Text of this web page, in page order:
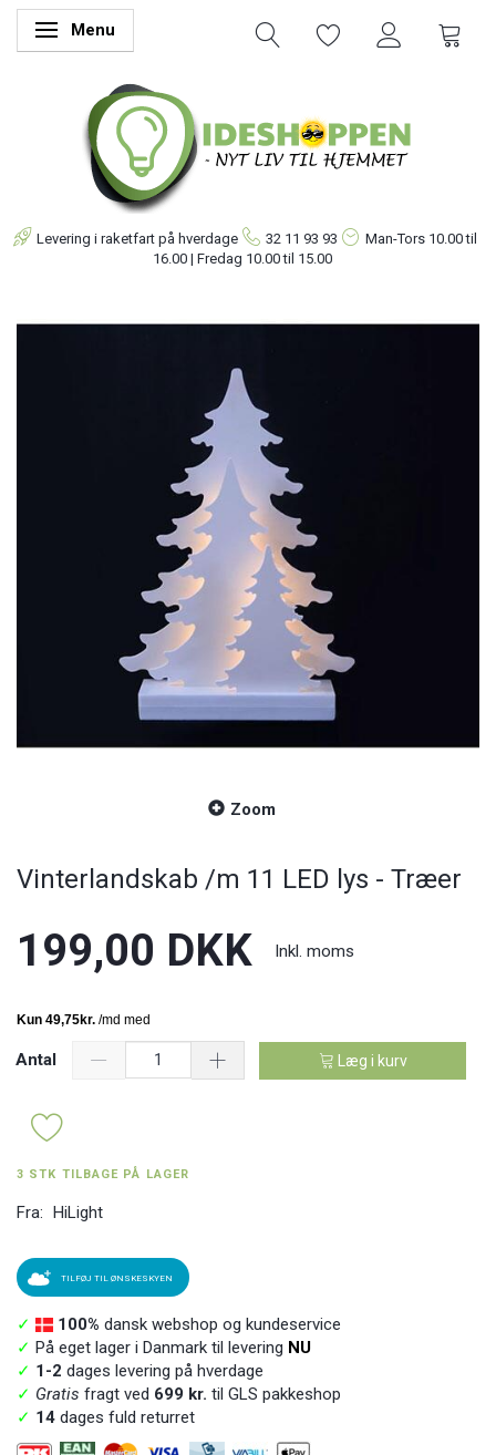
Skifte navigation
Menu
Levering i raketfart på hverdage 32 11 93 93 Man-Tors 10.00 til
16.00 | Fredag 10.00 til 15.00
Zoom
Vinterlandskab /m 11 LED lys - Træer
199,00 DKK Inkl. moms
Antal Læg i kurv
3 STK TILBAGE PÅ LAGER
Fra: HiLight
TILFØJ TIL ØNSKESKYEN
✓ 100% dansk webshop og kundeservice
✓ På eget lager i Danmark til levering NU
✓ 1-2 dages levering på hverdage
✓ Gratis fragt ved 699 kr. til GLS pakkeshop
✓ 14 dages fuld returret